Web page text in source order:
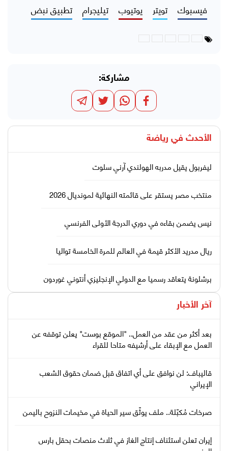
فيسبوك تويتر يوتيوب تيليجرام تطبيق نبض
مشاركة:
الأحدث في رياضة
ليفربول يقيل مدربه الهولندي آرني سلوت
منتخب مصر يستقر على قائمته النهائية لمونديال 2026
نيس يضمن بقاءه في دوري الدرجة الأولى الفرنسي
ريال مدريد الأكثر قيمة في العالم للمرة الخامسة تواليا
برشلونة يتعاقد رسميا مع الدولي الإنجليزي أنتوني غوردون
آخر الأخبار
بعد أكثر من عقد من العمل.. "الموقع بوست" يعلن توقفه عن
العمل مع الإبقاء على أرشيفه متاحا للقراء
قاليباف: لن نوافق على أي اتفاق قبل ضمان حقوق الشعب
الإيراني
صرخات مُكبّلة.. ملف يوثّق سير الحياة في مخيمات النزوح باليمن
إيران تعلن استئناف إنتاج الغاز في ثلاث منصات بحقل بارس